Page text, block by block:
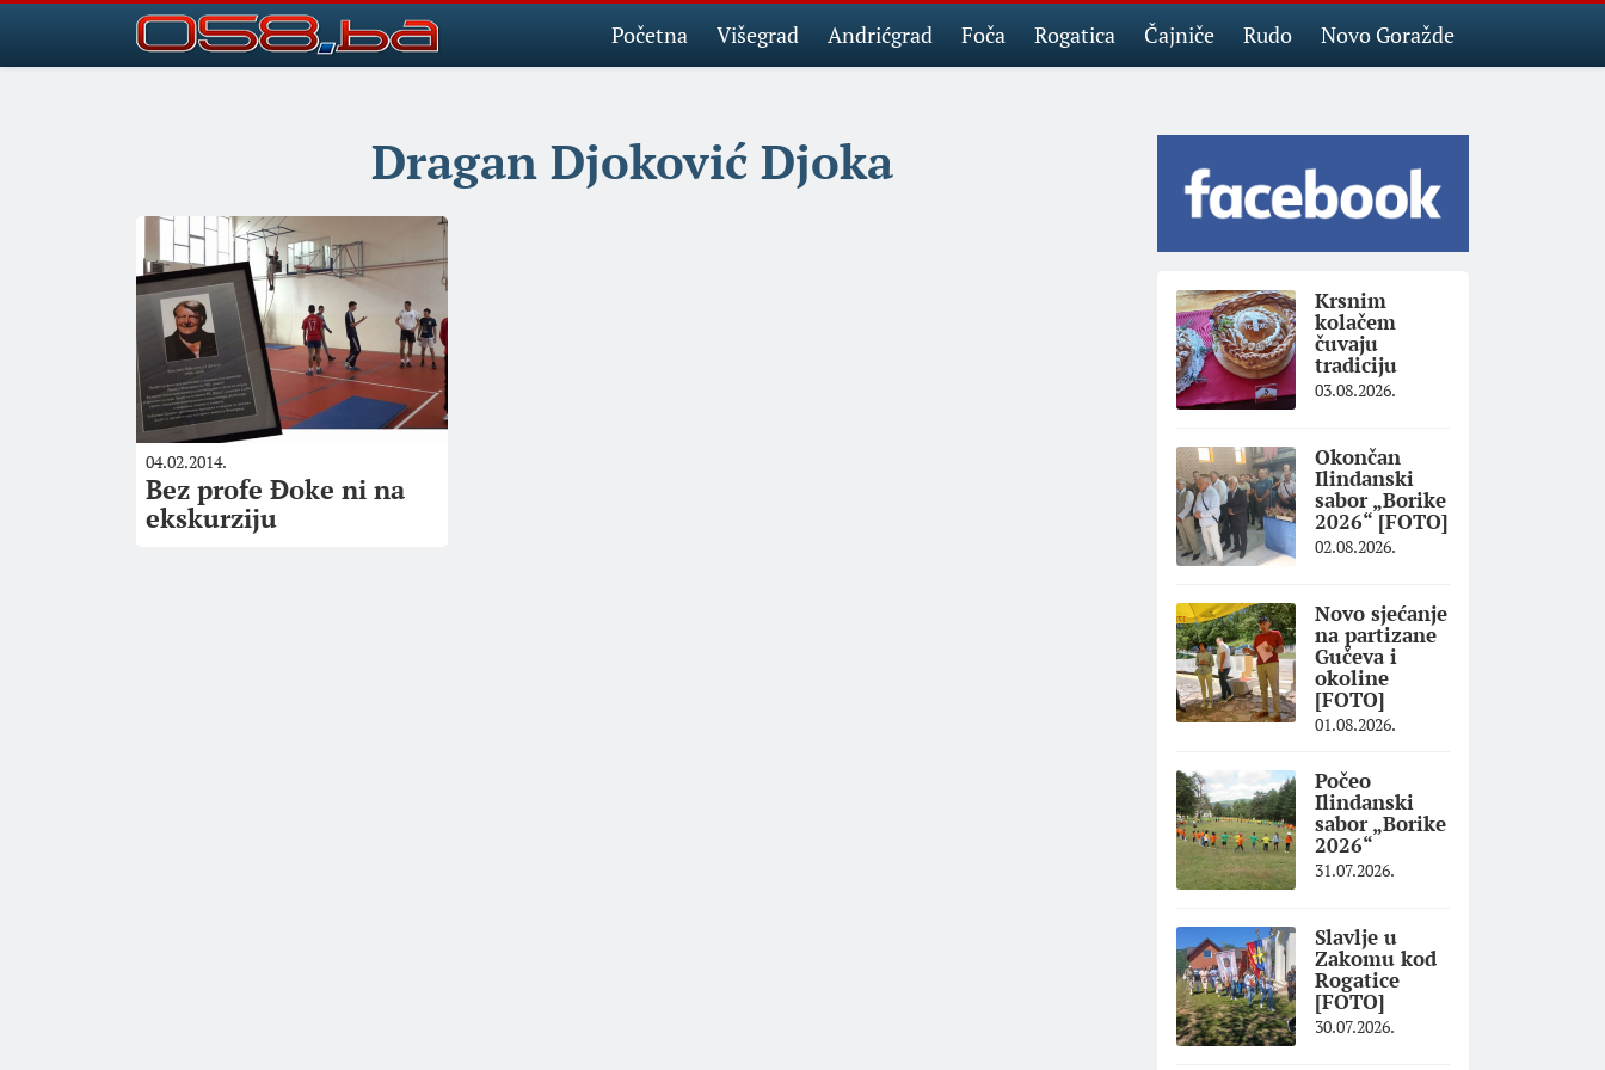
Početna Višegrad Andrićgrad Foča Rogatica Čajniče Rudo Novo Goražde
Dragan Djoković Djoka
04.02.2014.
Bez profe Đoke ni na
ekskurziju
Krsnim
kolačem
čuvaju
tradiciju
03.08.2026.
Okončan
Ilindanski
sabor „Borike
2026“ [FOTO]
02.08.2026.
Novo sjećanje
na partizane
Gučeva i
okoline
[FOTO]
01.08.2026.
Počeo
Ilindanski
sabor „Borike
2026“
31.07.2026.
Slavlje u
Zakomu kod
Rogatice
[FOTO]
30.07.2026.